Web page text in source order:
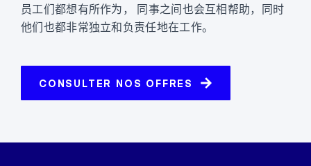
员工们都想有所作为， 同事之间也会互相帮助，同时
他们也都非常独立和负责任地在工作。
CONSULTER NOS OFFRES